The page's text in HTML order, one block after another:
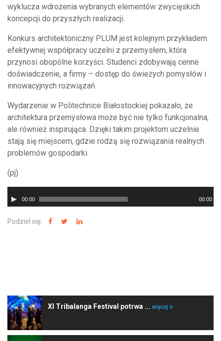
wyklucza wdrożenia wybranych elementów zwycięskich
koncepcji do przyszłych realizacji.
Konkurs architektoniczny PLUM jest kolejnym przykładem
efektywnej współpracy uczelni z przemysłem, która
przynosi obopólne korzyści. Studenci zdobywają cenne
doświadczenie, a firmy – dostęp do świeżych pomysłów i
innowacyjnych rozwiązań.
Wydarzenie w Politechnice Białostockiej pokazało, że
architektura przemysłowa może być nie tylko funkcjonalna,
ale również inspirująca. Dzięki takim projektom uczelnie
stają się miejscem, gdzie rodzą się rozwiązania realnych
problemów gospodarki.
(pj)
plików00:00 00:00
Podziel się:
XI Tribalanga Festival potrwa ... więcej